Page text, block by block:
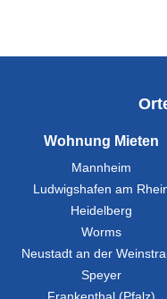
Wohnung Mieten
Mannheim
Ludwigshafen am
Heidelberg
Worms
Neustadt an der
Speyer